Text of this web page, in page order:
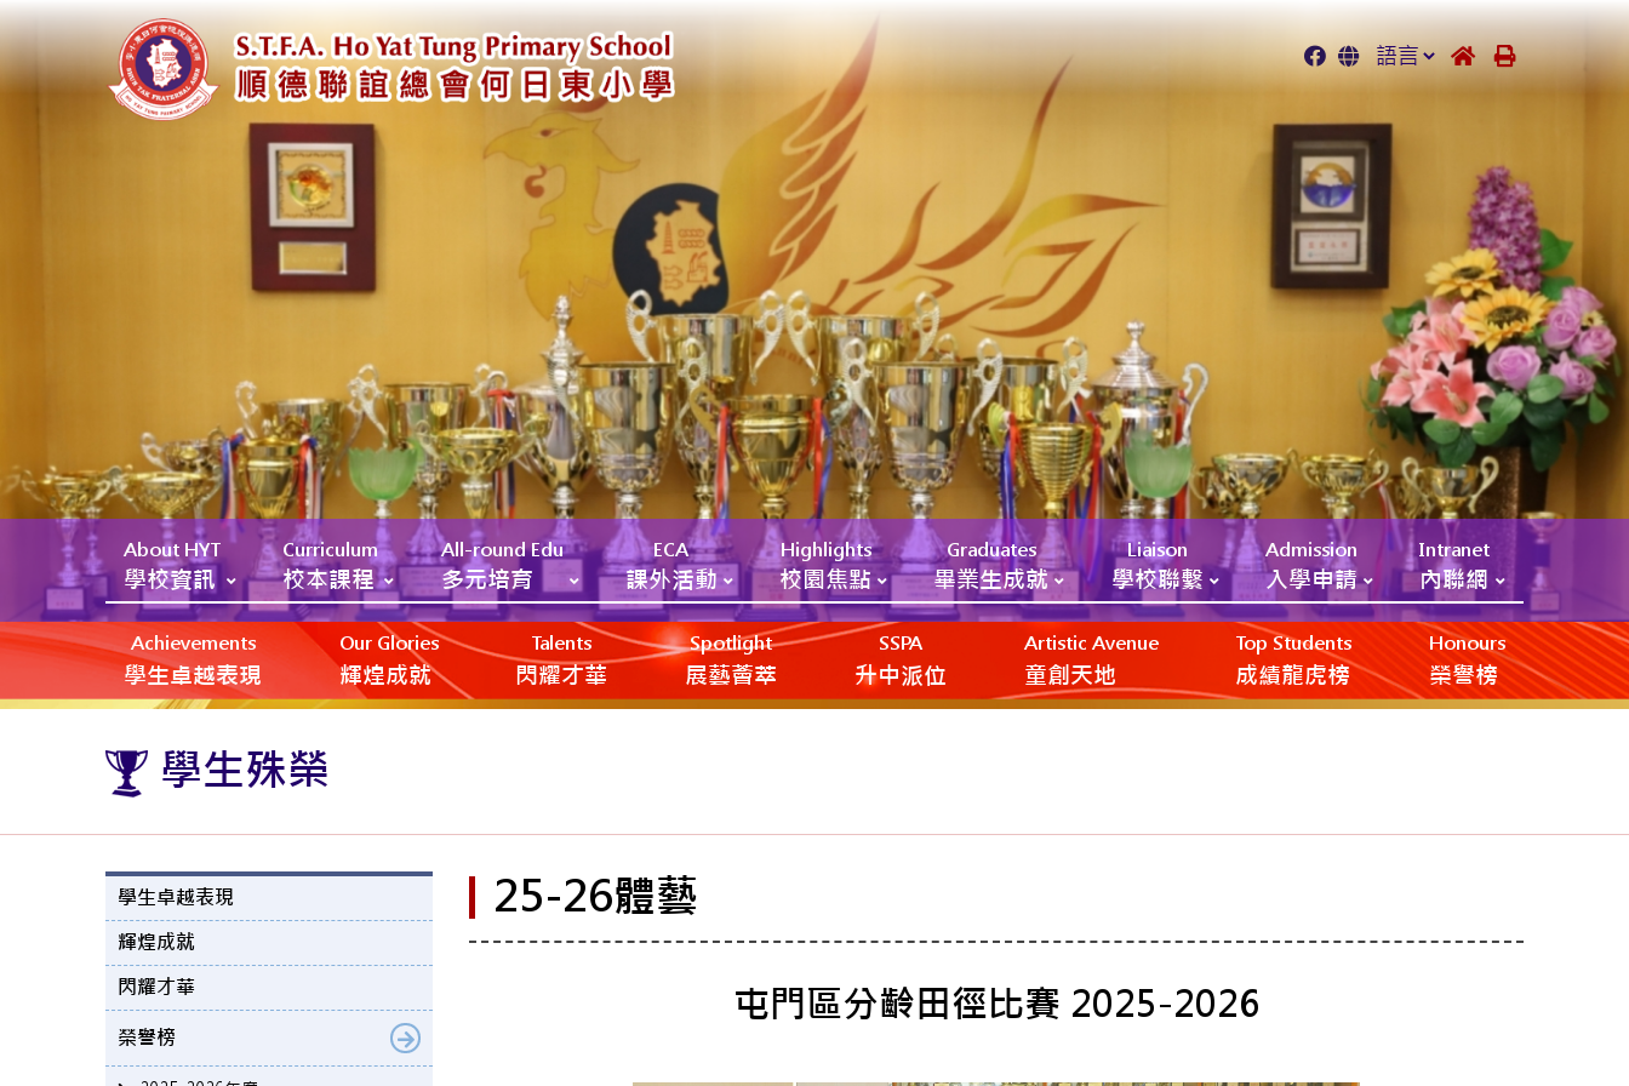
About HYT
學校資訊
Curriculum
校本課程
All-round Edu
多元培育
ECA
課外活動
Highlights
校園焦點
Graduates
畢業生成就
Liaison
學校聯繫
Admission
入學申請
Intranet
內聯網
Achievements
學生卓越表現
Our Glories
輝煌成就
Talents
閃耀才華
Spotlight
展藝薈萃
SSPA
升中派位
Artistic Avenue
‎‎‏‎ㅤ童創天地
Top Students
成績龍虎榜
Honours
榮譽榜
學生殊榮
學生卓越表現
輝煌成就
閃耀才華
榮譽榜
25-26體藝
屯門區分齡田徑比賽 2025-2026